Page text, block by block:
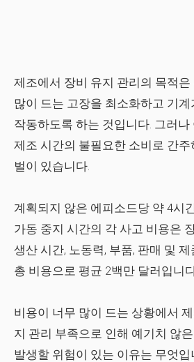
제조에서 장비 유지 관리의 목적은
많이 드는 고장을 최소화하고 기
작동하도록 하는 것입니다. 그러
제조 시간의 불필요한 소비로 간
벌이 있습니다.
계획되지 않은 에피소드당 약 4시
가동 중지 시간의 각 사고 비용은
생산 시간, 노동력, 부품, 판매 및
총 비용으로 평균 2백만 달러입니
비용이 너무 많이 드는 상황에서
지 관리 부족으로 인해 예기치 않
발생할 위험이 있는 이유는 무엇입